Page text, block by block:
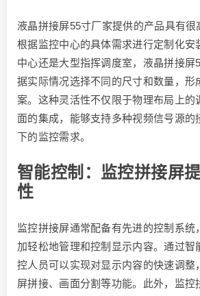
液晶拼接屏55寸厂家提供的产品具有很
根据监控中心的具体需求进行定制化安
中心还是大型指挥调度室，液晶拼接屏
据实际情况选择不同的尺寸和数量，形
案。这种灵活性不仅限于物理布局上的
面的集成，能够支持多种视频信号源的
下的监控需求。
智能控制：监控拼接屏
性
监控拼接屏通常配备有先进的控制系统
加轻松地管理和控制显示内容。通过智
控人员可以实现对显示内容的快速调整
屏拼接、画面分割等功能。此外，监控